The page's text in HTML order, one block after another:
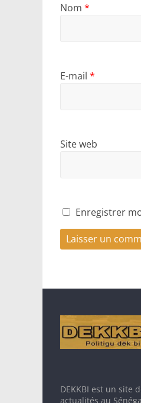
Nom *
E-mail *
Site web
Enregistrer
DEKKBI est un site
actualités au